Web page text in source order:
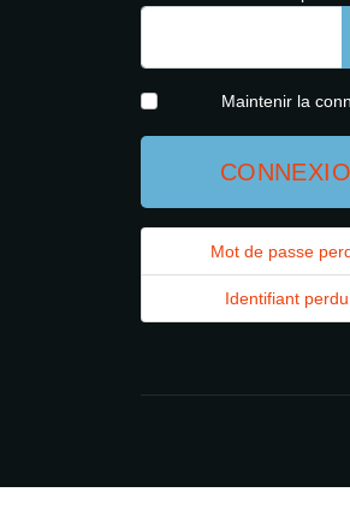
Maintenir la
Mot de passe
Identifiant